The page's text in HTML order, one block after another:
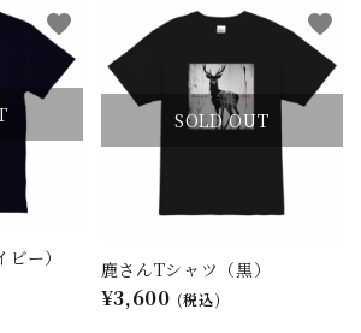
ー）
favorite
SOLD OUT
鹿さんTシャツ（黒）
¥3,600 (税込)
favorite
検索する